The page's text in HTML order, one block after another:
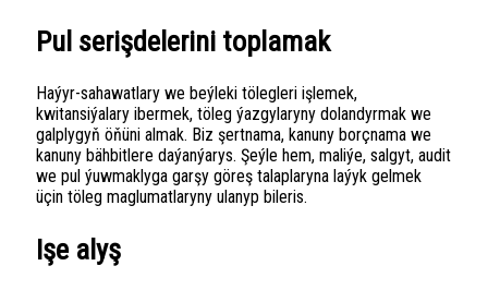
Pul serişdelerini toplamak
Haýyr-sahawatlary we beýleki tölegleri işlemek,
kwitansiýalary ibermek, töleg ýazgylaryny dolandyrmak we
galplygyň öňüni almak. Biz şertnama, kanuny borçnama we
kanuny bähbitlere daýanýarys. Şeýle hem, maliýe, salgyt, audit
we pul ýuwmaklyga garşy göreş talaplaryna laýyk gelmek
üçin töleg maglumatlaryny ulanyp bileris.
Işe alyş